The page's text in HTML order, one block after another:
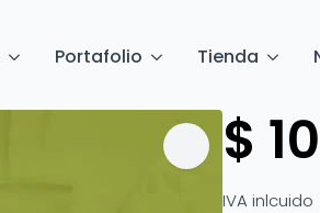
Portafolio Tienda
$ 10
IVA inlcuido